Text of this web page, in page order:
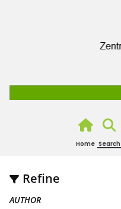
Home Search
Refine
AUTHOR